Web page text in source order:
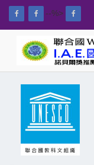
--%>